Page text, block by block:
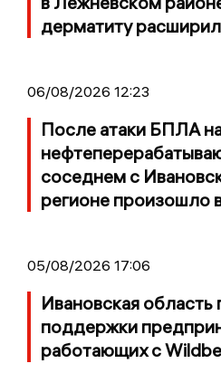
дерматиту
06/08/2026 12:23
После атаки БПЛА
соседнем с
регионе произошло
05/08/2026 17:06
Ивановская
поддержки
работающих с